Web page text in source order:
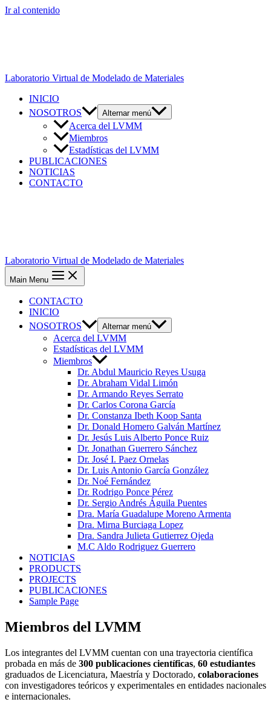
Ir al contenido
Laboratorio Virtual de Modelado de Materiales
INICIO
NOSOTROS
Alternar menú
Acerca del LVMM
Miembros
Estadísticas del LVMM
PUBLICACIONES
NOTICIAS
CONTACTO
Laboratorio Virtual de Modelado de Materiales
Main Menu
CONTACTO
INICIO
NOSOTROS
Alternar menú
Acerca del LVMM
Estadísticas del LVMM
Miembros
Dr. Abdul Mauricio Reyes Usuga
Dr. Abraham Vidal Limón
Dr. Armando Reyes Serrato
Dr. Carlos Corona García
Dr. Constanza Ibeth Koop Santa
Dr. Donald Homero Galván Martínez
Dr. Jesús Luis Alberto Ponce Ruiz
Dr. Jonathan Guerrero Sánchez
Dr. José I. Paez Ornelas
Dr. Luis Antonio García González
Dr. Noé Fernández
Dr. Rodrigo Ponce Pérez
Dr. Sergio Andrés Águila Puentes
Dra. María Guadalupe Moreno Armenta
Dra. Mirna Burciaga Lopez
Dra. Sandra Julieta Gutierrez Ojeda
M.C Aldo Rodriguez Guerrero
NOTICIAS
PRODUCTS
PROJECTS
PUBLICACIONES
Sample Page
Miembros del LVMM
Los integrantes del LVMM cuentan con una trayectoria científica
probada en más de 300 publicaciones científicas, 60 estudiantes
graduados de Licenciatura, Maestría y Doctorado, colaboraciones
con investigadores teóricos y experimentales en entidades nacionales
e internacionales.